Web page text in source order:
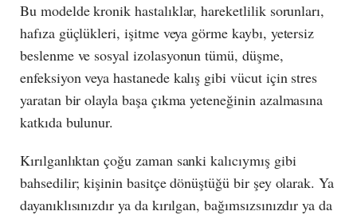
Bu modelde kronik hastalıklar, hareketlilik sorunları,
hafıza güçlükleri, işitme veya görme kaybı, yetersiz
beslenme ve sosyal izolasyonun tümü, düşme,
enfeksiyon veya hastanede kalış gibi vücut için stres
yaratan bir olayla başa çıkma yeteneğinin azalmasına
katkıda bulunur.
Kırılganlıktan çoğu zaman sanki kalıcıymış gibi
bahsedilir; kişinin basitçe dönüştüğü bir şey olarak. Ya
dayanıklısınızdır ya da kırılgan, bağımsızsınızdır ya da